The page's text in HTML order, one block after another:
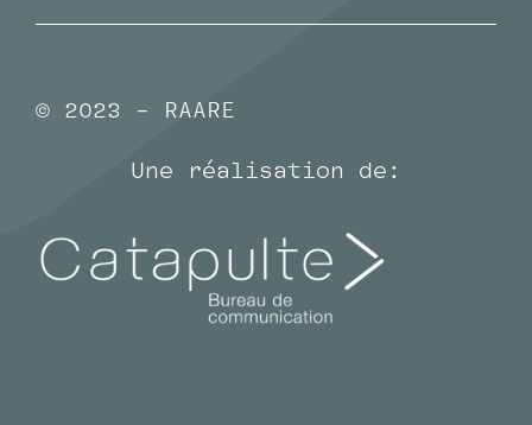
© 2023 - RAARE
Une réalisation de: